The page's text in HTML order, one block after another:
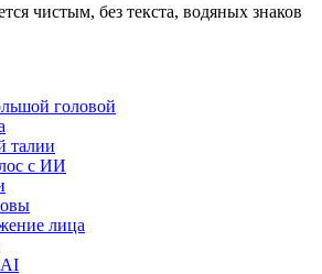
чистым, без текста, водяных знаков
головой
талии
с ИИ
лица